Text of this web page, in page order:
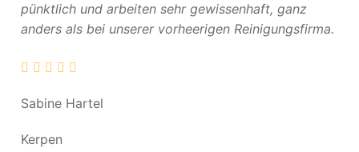
pünktlich und arbeiten sehr gewissenhaft, ganz
anders als bei unserer vorheerigen Reinigungsfirma.
Sabine Hartel
Kerpen